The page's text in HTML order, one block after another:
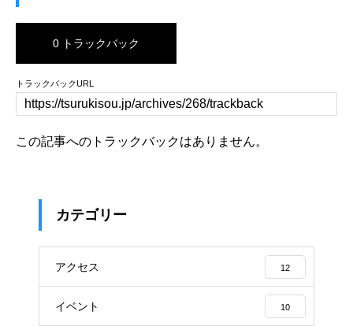
0 トラックバック
トラックバックURL
この記事へのトラックバックはありません。
カテゴリー
アクセス 12
イベント 10